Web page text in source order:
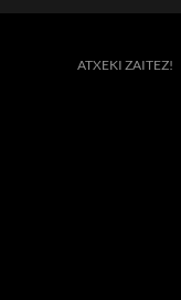
ATXEKI ZAITEZ!